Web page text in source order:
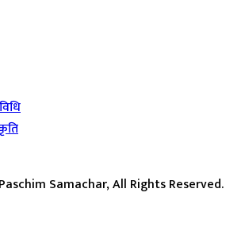
Samachar, All Rights Reserved.